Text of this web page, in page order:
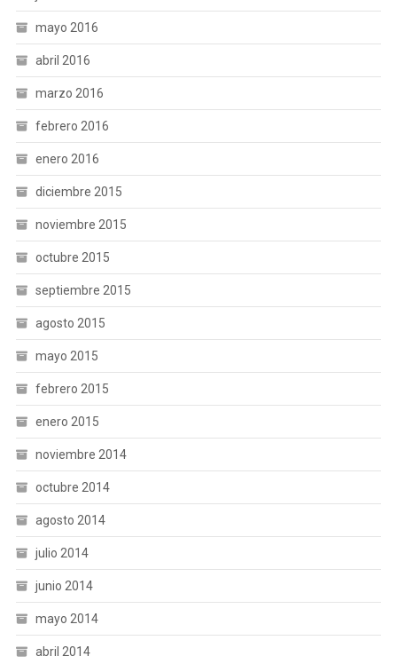
mayo 2016
abril 2016
marzo 2016
febrero 2016
enero 2016
diciembre 2015
noviembre 2015
octubre 2015
septiembre 2015
agosto 2015
mayo 2015
febrero 2015
enero 2015
noviembre 2014
octubre 2014
agosto 2014
julio 2014
junio 2014
mayo 2014
abril 2014